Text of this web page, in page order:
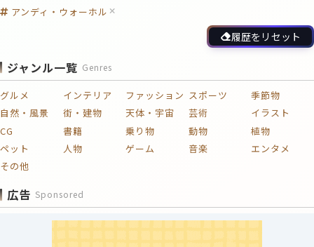
アンディ・ウォーホル
履歴をリセット
ジャンル一覧 Genres
グルメ インテリア ファッション スポーツ
季節物
自然・風景
街・建物 天体・宇宙 芸術
イラスト
CG
書籍 乗り物 動物
植物
ペット
人物 ゲーム 音楽
エンタメ
その他
広告 Sponsored